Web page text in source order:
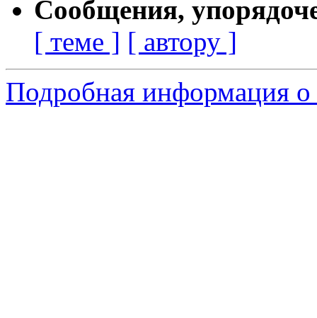
Сообщения,
[ теме ] [ автору ]
Подробная информация